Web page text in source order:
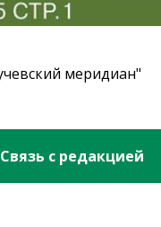
меридиан"
Связь с редакцией